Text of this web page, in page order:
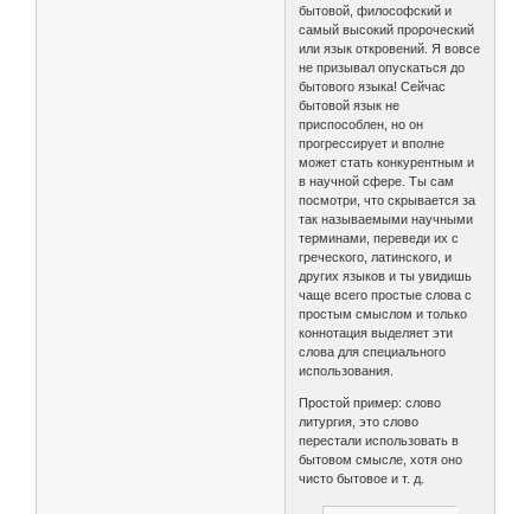
бытовой, философский и
самый высокий пророческий
или язык откровений. Я вовсе
не призывал опускаться до
бытового языка! Сейчас
бытовой язык не
приспособлен, но он
прогрессирует и вполне
может стать конкурентным и
в научной сфере. Ты сам
посмотри, что скрывается за
так называемыми научными
терминами, переведи их с
греческого, латинского, и
других языков и ты увидишь
чаще всего простые слова с
простым смыслом и только
коннотация выделяет эти
слова для специального
использования.
Простой пример: слово
литургия, это слово
перестали использовать в
бытовом смысле, хотя оно
чисто бытовое и т. д.